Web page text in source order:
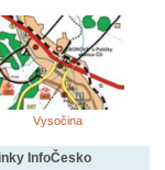
Vysočina
InfoČesko